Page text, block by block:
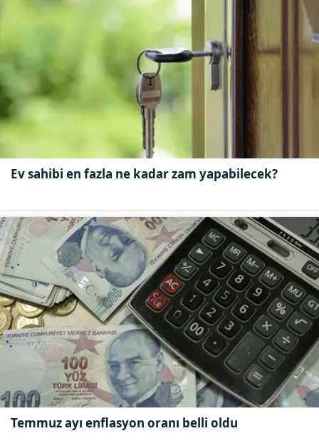
Ev sahibi en fazla ne kadar zam yapabilecek?
Temmuz ayı enflasyon oranı belli oldu